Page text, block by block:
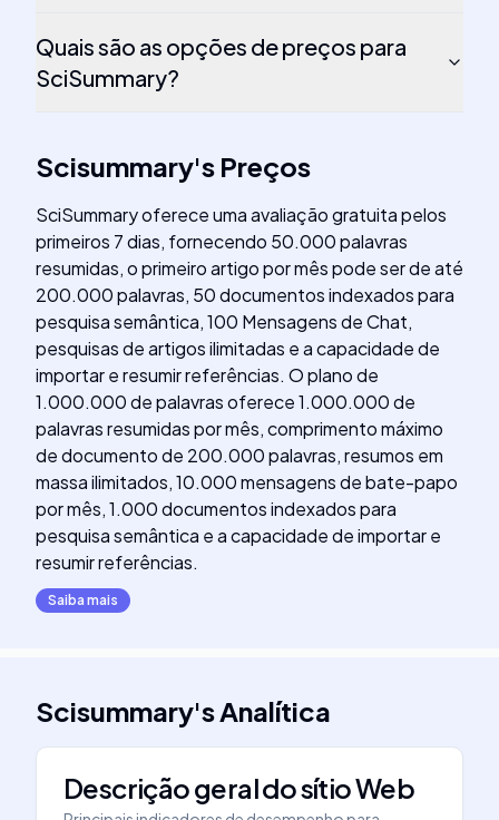
Quais são as opções de preços para
SciSummary?
Scisummary's Preços
SciSummary oferece uma avaliação gratuita pelos
primeiros 7 dias, fornecendo 50.000 palavras
resumidas, o primeiro artigo por mês pode ser de até
200.000 palavras, 50 documentos indexados para
pesquisa semântica, 100 Mensagens de Chat,
pesquisas de artigos ilimitadas e a capacidade de
importar e resumir referências. O plano de
1.000.000 de palavras oferece 1.000.000 de
palavras resumidas por mês, comprimento máximo
de documento de 200.000 palavras, resumos em
massa ilimitados, 10.000 mensagens de bate-papo
por mês, 1.000 documentos indexados para
pesquisa semântica e a capacidade de importar e
resumir referências.
Saiba mais
Scisummary'sAnalítica
Descrição geral do sítio Web